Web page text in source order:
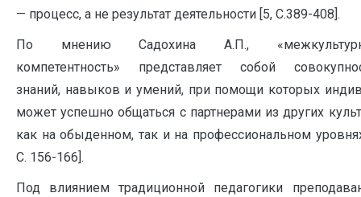
— процесс, а не результат деятельности [5, С.389-408].
По мнению Садохина А.П.,
компетентность» представляет собой
знаний, навыков и умений, при помощи которых
может успешно общаться с партнерами из других
как на обыденном, так и на профессиональном
С. 156-166].
Под влиянием традиционной педагогики